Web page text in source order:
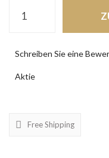
Schreiben Sie eine
Aktie
Free Shipping